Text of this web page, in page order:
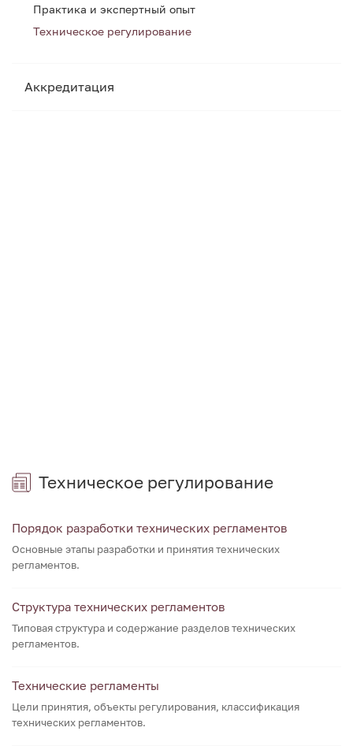
Практика и экспертный опыт
Техническое регулирование
Аккредитация
Техническое регулирование
Порядок разработки технических регламентов
Основные этапы разработки и принятия технических
регламентов.
Структура технических регламентов
Типовая структура и содержание разделов технических
регламентов.
Технические регламенты
Цели принятия, объекты регулирования, классификация
технических регламентов.